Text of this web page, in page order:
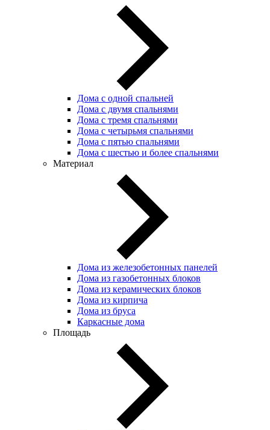
Дома с одной спальней
Дома с двумя спальнями
Дома с тремя спальнями
Дома с четырьмя спальнями
Дома с пятью спальнями
Дома с шестью и более спальнями
Материал
Дома из железобетонных панелей
Дома из газобетонных блоков
Дома из керамических блоков
Дома из кирпича
Дома из бруса
Каркасные дома
Площадь